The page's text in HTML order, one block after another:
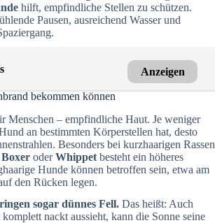
hilft, empfindliche Stellen zu schützen.
Pausen, ausreichend Wasser und
Anzeigen
bekommen können
Menschen – empfindliche Haut. Je weniger
an bestimmten Körperstellen hat, desto
Besonders bei kurzhaarigen Rassen
Boxer oderWhippet besteht ein höheres
Hunde können betroffen sein, etwa am
den Rücken legen.
sogar dünnes Fell. Das heißt: Auch
nackt aussieht, kann die Sonne seine